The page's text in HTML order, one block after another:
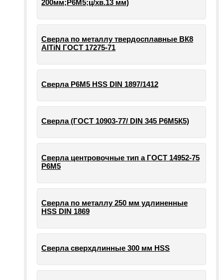
200мм;Р6М5;ц/хв.13 мм)
Сверла по металлу твердосплавные ВК8
AlTiN ГОСТ 17275-71
Сверла Р6М5 HSS DIN 1897/1412
Сверла (ГОСТ 10903-77/ DIN 345 Р6М5К5)
Сверла центровочные тип а ГОСТ 14952-75
Р6М5
Сверла по металлу 250 мм удлиненные
HSS DIN 1869
Сверла сверхдлинные 300 мм HSS